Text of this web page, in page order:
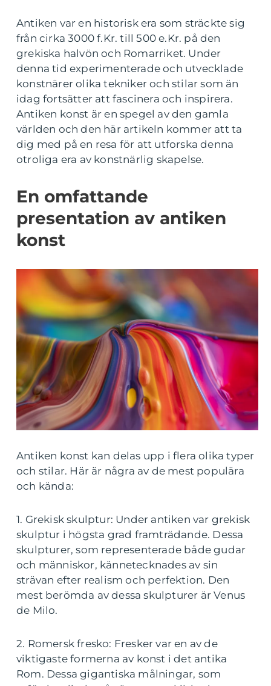
Antiken var en historisk era som sträckte sig
från cirka 3000 f.Kr. till 500 e.Kr. på den
grekiska halvön och Romarriket. Under
denna tid experimenterade och utvecklade
konstnärer olika tekniker och stilar som än
idag fortsätter att fascinera och inspirera.
Antiken konst är en spegel av den gamla
världen och den här artikeln kommer att ta
dig med på en resa för att utforska denna
otroliga era av konstnärlig skapelse.
En omfattande
presentation av antiken
konst
Antiken konst kan delas upp i flera olika typer
och stilar. Här är några av de mest populära
och kända:
1. Grekisk skulptur: Under antiken var grekisk
skulptur i högsta grad framträdande. Dessa
skulpturer, som representerade både gudar
och människor, kännetecknades av sin
strävan efter realism och perfektion. Den
mest berömda av dessa skulpturer är Venus
de Milo.
2. Romersk fresko: Fresker var en av de
viktigaste formerna av konst i det antika
Rom. Dessa gigantiska målningar, som